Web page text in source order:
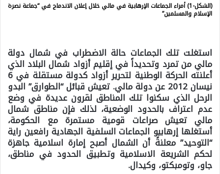
(الشكل-1) أمراء الجماعات الإرهابية في مالي خلال إعلان الاندماج في “جماعة نصرة
الإسلام والمسلمين”
استغلت تلك الجماعات حالة الاضطراب في شمال دولة
مالي من تمرد وتحديداً في إقليم أزواد شمال البلاد الذي
أعلنته الحركة الوطنية لتحرير أزواد كدولة مستقلة في 6
نيسان 2012 عن دولة مالي. تعيش قبائل “الطوارق” البدو
الرحل الذي سكنوا تلك المناطق لقرون عديدة في وضع
عدم اعتراف بالحدود الوضعية، لذلك فإن مناطق شمال
مالي تعيش صراعات قومية مستمرة مع الحكومة،
أستغلها إرهابيو الجماعات السلفية الجهادية رافعين راية
“التوحيد” معلنةً أن الشمال أصبح إمارة اسلامية جاهزة
لحكم الشريعة الاسلامية وتطبيق الحدود في مناطق،
جاو، وتومبكتو، وكيدال.